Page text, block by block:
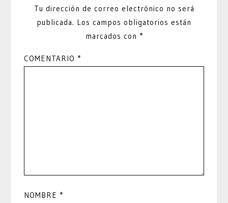
Tu dirección de correo electrónico no será
publicada. Los campos obligatorios están
marcados con *
COMENTARIO *
NOMBRE *